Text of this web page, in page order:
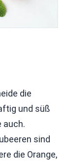
die
und süß
auch.
sind
die Orange,